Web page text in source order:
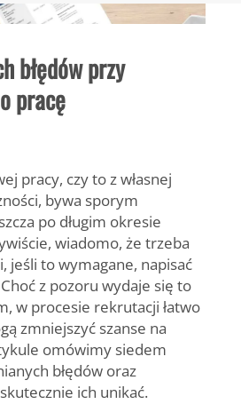
błędów przy
pracę
pracy, czy to z własnej
bywa sporym
po długim okresie
wiadomo, że trzeba
jeśli to wymagane, napisać
z pozoru wydaje się to
w procesie rekrutacji łatwo
zmniejszyć szanse na
omówimy siedem
błędów oraz
ich unikać.